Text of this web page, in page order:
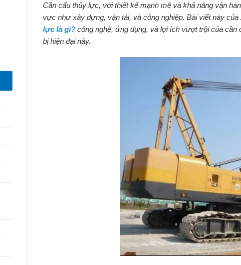
Cần cẩu thủy lực, với thiết kế mạnh mẽ và khả năng vận
vực như xây dựng, vận tải, và công nghiệp. Bài viết này của
lực là gì? công nghệ, ứng dụng, và lợi ích vượt trội của cần
bị hiện đại này.